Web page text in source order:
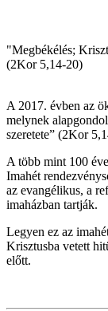
"Megbékélés;
(2Kor 5,14-20)
A 2017. évben az
melynek
szeretete” (2Kor
A több mint 100
Imahét
az evangélikus, a
imaházban tartják.
Legyen ez az
Krisztusba vetett
előtt.